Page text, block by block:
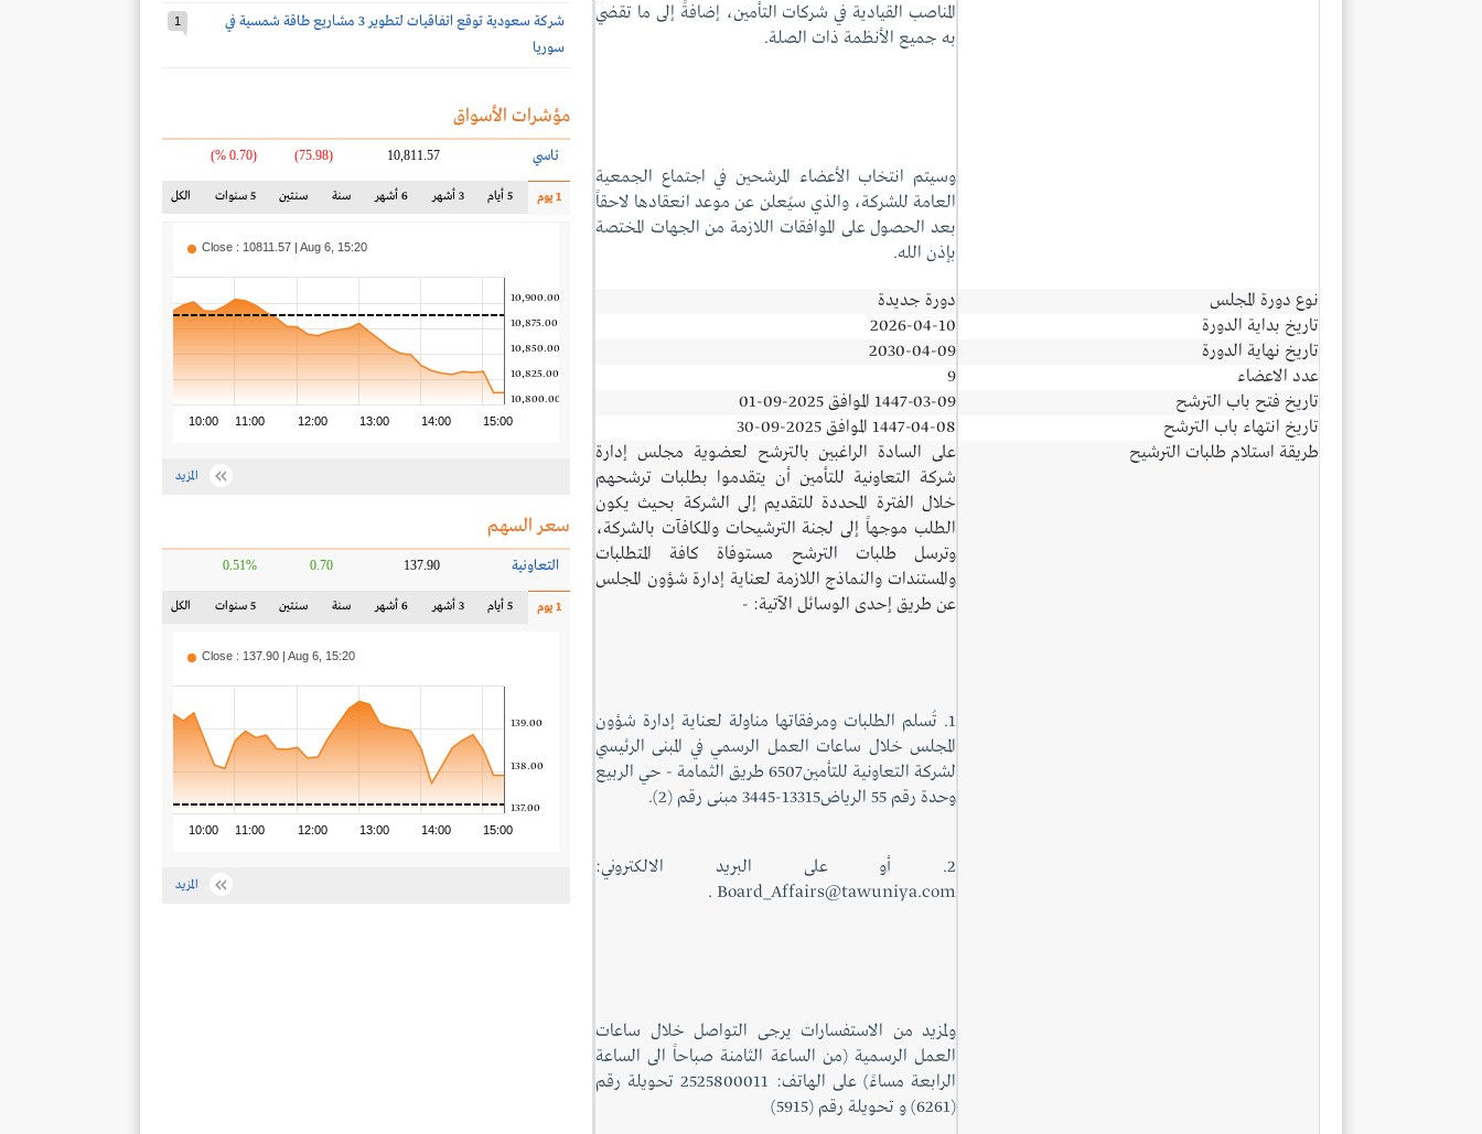
المناصب القيادية في شركات التأمين، إضافةً إلى ما تقضي
به جميع الأنظمة ذات الصلة.
وسيتم انتخاب الأعضاء المرشحين في اجتماع الجمعية
العامة للشركة، والذي سيُعلن عن موعد انعقادها لاحقاً
بعد الحصول على الموافقات اللازمة من الجهات المختصة
بإذن الله.
نوع دورة المجلس
دورة جديدة
تاريخ بداية الدورة
2026-04-10
تاريخ نهاية الدورة
2030-04-09
عدد الاعضاء
9
تاريخ فتح باب الترشح
1447-03-09 الموافق 2025-09-01
تاريخ انتهاء باب الترشح
1447-04-08 الموافق 2025-09-30
طريقة استلام طلبات الترشيح
على السادة الراغبين بالترشح لعضوية مجلس إدارة
شركة التعاونية للتأمين أن يتقدموا بطلبات ترشحهم
خلال الفترة المحددة للتقديم إلى الشركة بحيث يكون
الطلب موجهاً إلى لجنة الترشيحات والمكافآت بالشركة،
وترسل طلبات الترشح مستوفاة كافة المتطلبات
والمستندات والنماذج اللازمة لعناية إدارة شؤون المجلس
عن طريق إحدى الوسائل الآتية: -
1. تُسلم الطلبات ومرفقاتها مناولة لعناية إدارة شؤون
المجلس خلال ساعات العمل الرسمي في المبنى الرئيسي
لشركة التعاونية للتأمين6507 طريق الثمامة - حي الربيع
وحدة رقم 55 الرياض13315-3445 مبنى رقم (2).
2. أو على البريد الالكتروني:
Board_Affairs@tawuniya.com .
ولمزيد من الاستفسارات يرجى التواصل خلال ساعات
العمل الرسمية (من الساعة الثامنة صباحاً الى الساعة
الرابعة مساءً) على الهاتف: 2525800011 تحويلة رقم
(6261) و تحويلة رقم (5915)
شركة سعودية توقع اتفاقيات لتطوير 3 مشاريع طاقة شمسية في
سوريا
1
مؤشرات الأسواق
تاسي 10,811.57
(75.98)
(0.70 %)
1 يوم 5 أيام 3 أشهر 6 أشهر سنة سنتين 5 سنوات الكل
10:00 11:00 12:00 13:00 14:00 15:00
10,800.00
10,825.00
10,850.00
10,875.00
10,900.00
Close : 10811.57 | Aug 6, 15:20
المزيد
سعر السهم
التعاونية 137.90
0.70
0.51%
1 يوم 5 أيام 3 أشهر 6 أشهر سنة سنتين 5 سنوات الكل
10:00 11:00 12:00 13:00 14:00 15:00
137.00
138.00
139.00
Close : 137.90 | Aug 6, 15:20
المزيد